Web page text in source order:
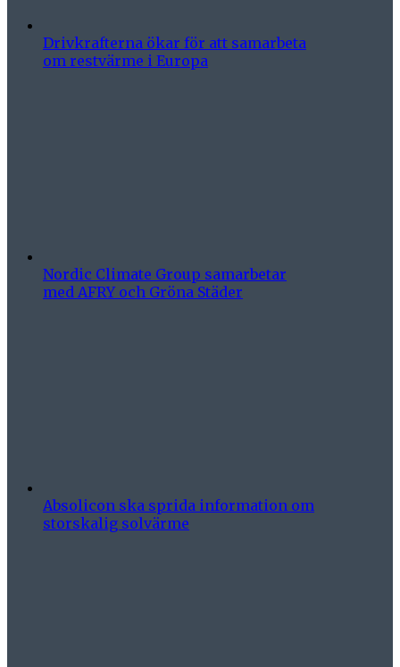
Drivkrafterna ökar för att samarbeta
om restvärme i Europa
Nordic Climate Group samarbetar
med AFRY och Gröna Städer
Absolicon ska sprida information om
storskalig solvärme